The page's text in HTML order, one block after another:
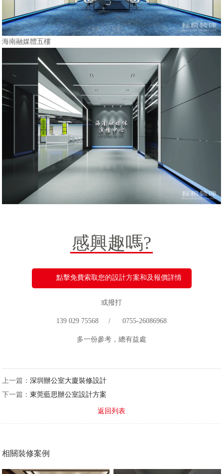
海南融媒體五樓
感興趣嗎?
點擊免費索取您的設計方案和及報價詳情
或撥打
139 029 75568 / 0755-26086968
多一份參考，總有益處
上一篇：深圳辦公室大廈裝修設計
下一篇：東莞藍思辦公室設計方案
返回列表
相關裝修案例